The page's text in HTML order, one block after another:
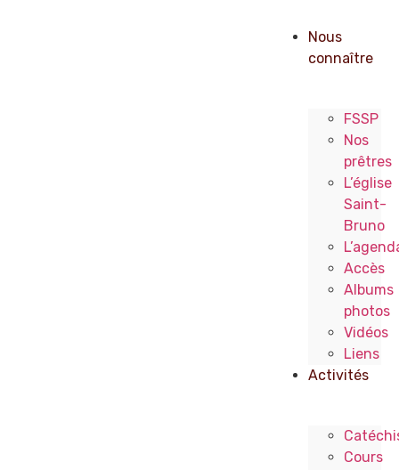
Nous
connaître
FSSP
Nos
prêtres
L’église
Saint-
Bruno
Accès
Albums
photos
Vidéos
Liens
Activités
Cours